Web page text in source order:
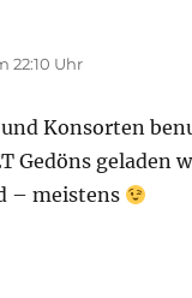
22:10 Uhr
Konsorten
Gedöns geladen
– meistens